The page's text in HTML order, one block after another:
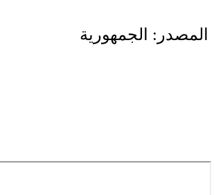
المصدر: الجمهورية